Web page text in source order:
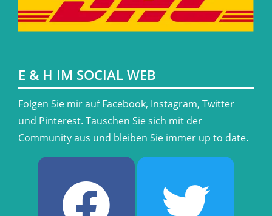
E & H IM SOCIAL WEB
​Folgen Sie mir auf Facebook, Instagram, Twitter
und Pinterest. Tauschen Sie sich mit der
Community aus und bleiben Sie immer up to date.